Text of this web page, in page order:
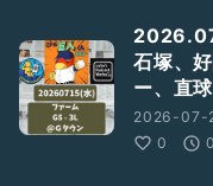
石塚、
ー、直
2026-07-
0